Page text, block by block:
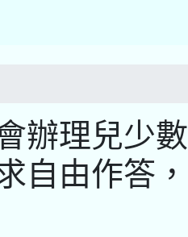
辦理兒少數
自由作答，